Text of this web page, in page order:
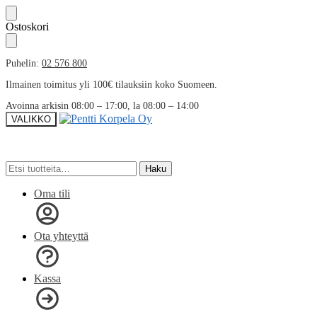
Skip
to
navigation
Skip
to
content
Ostoskori
Puhelin: 02 576 800
Ilmainen toimitus yli 100€ tilauksiin koko Suomeen.
Avoinna arkisin 08:00 – 17:00, la 08:00 – 14:00
VALIKKO
Etsi: Haku
Oma tili
Ota yhteyttä
Kassa
Etsi: Haku